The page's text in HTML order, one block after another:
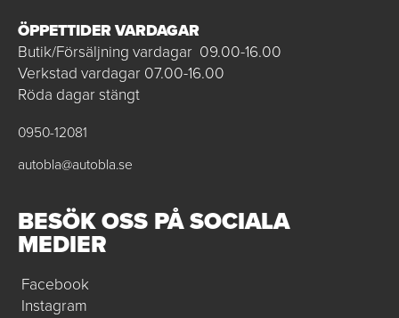
ÖPPETTIDER VARDAGAR
Butik/Försäljning vardagar 09.00-16.00
Verkstad vardagar 07.00-16.00
Röda dagar stängt
0950-12081
autobla@autobla.se
BESÖK OSS PÅ SOCIALA
MEDIER
Facebook
Instagram